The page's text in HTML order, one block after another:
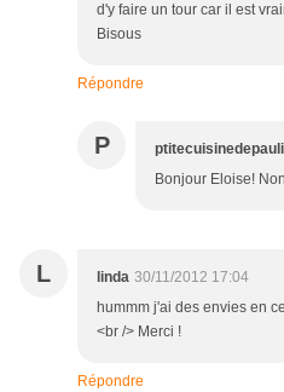
d'y faire un tour car il est
Bisous
Répondre
P
Bonjour Eloise!
L linda 30/11/2012 17:04
hummm j'ai des envies en
<br /> Merci !
Répondre